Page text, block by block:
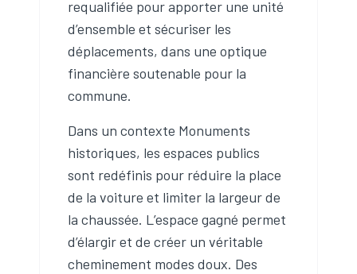
requalifiée pour apporter une unité
d’ensemble et sécuriser les
déplacements, dans une optique
financière soutenable pour la
commune.
Dans un contexte Monuments
historiques, les espaces publics
sont redéfinis pour réduire la place
de la voiture et limiter la largeur de
la chaussée. L’espace gagné permet
d’élargir et de créer un véritable
cheminement modes doux. Des